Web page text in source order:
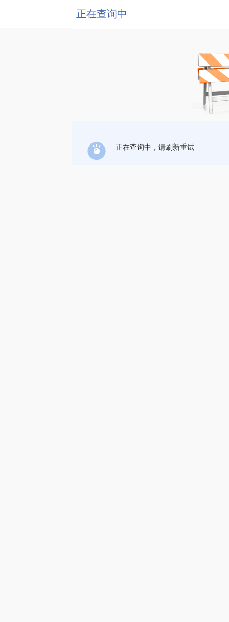
正在查询中
正在查询中，请刷新重试